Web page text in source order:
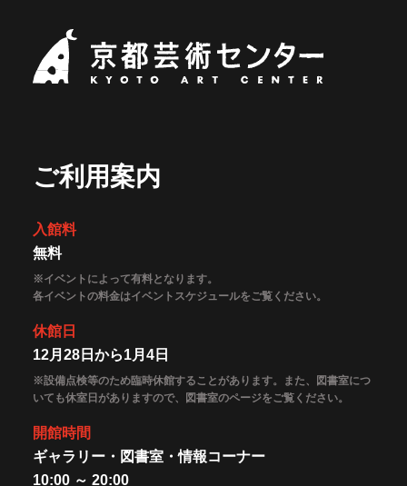
ご利用案内
入館料
無料
※イベントによって有料となります。
各イベントの料金はイベントスケジュールをご覧ください。
休館日
12月28日から1月4日
※設備点検等のため臨時休館することがあります。また、図書室につ
いても休室日がありますので、図書室のページをご覧ください。
開館時間
ギャラリー・図書室・情報コーナー
10:00 ～ 20:00